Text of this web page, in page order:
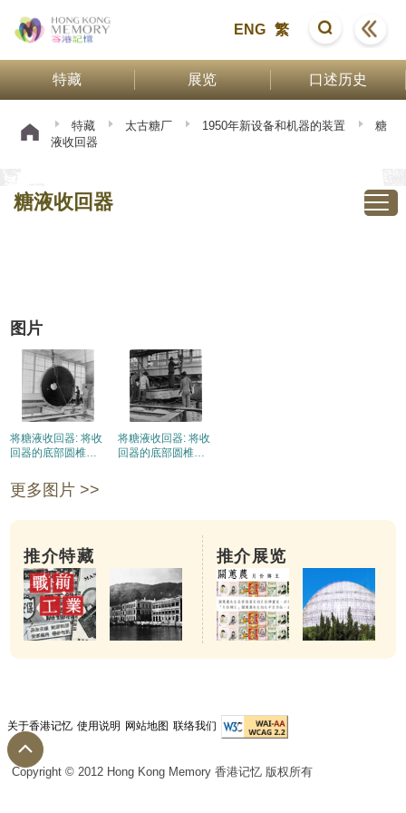
ENG 繁
特藏 展览 口述历史
特藏 太古糖厂 1950年新设备和机器的装置
糖
液收回器
糖液收回器
图片
将糖液收回器: 将收
回器的底部圆椎筒
将糖液收回器: 将收
回器的底部圆椎筒
更多图片 >>
推介特藏 推介展览
关于香港记忆 使用说明 网站地图 联络我们
Copyright © 2012 Hong Kong Memory 香港记忆 版权所有